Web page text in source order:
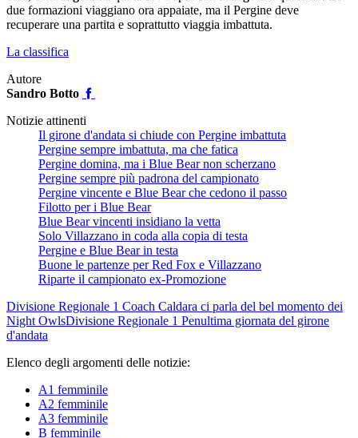
due formazioni viaggiano ora appaiate, ma il Pergine deve
recuperare una partita e soprattutto viaggia imbattuta.
La classifica
Autore
Sandro Botto
Notizie attinenti
Il girone d'andata si chiude con Pergine imbattuta
Pergine sempre imbattuta, ma che fatica
Pergine domina, ma i Blue Bear non scherzano
Pergine sempre più padrona del campionato
Pergine vincente e Blue Bear che cedono il passo
Filotto per i Blue Bear
Blue Bear vincenti insidiano la vetta
Solo Villazzano in coda alla copia di testa
Pergine e Blue Bear in testa
Buone le partenze per Red Fox e Villazzano
Riparte il campionato ex-Promozione
Divisione Regionale 1 Coach Caldara ci parla del bel momento dei
Night OwlsDivisione Regionale 1 Penultima giornata del girone
d'andata
Elenco degli argomenti delle notizie:
A1 femminile
A2 femminile
A3 femminile
B femminile